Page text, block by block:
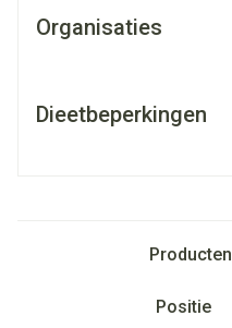
Organisaties
Dieetbeperkingen
Producten
Sorteer op: